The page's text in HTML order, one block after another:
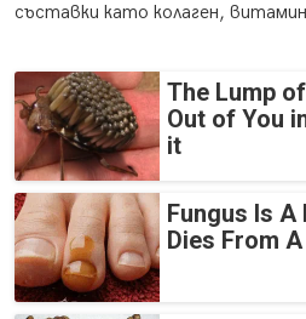
съставки като колаген,
The Lump
Out of You
it
Fungus Is
Dies From